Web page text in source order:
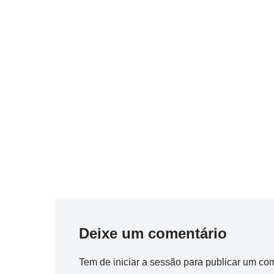
Deixe um comentário
Tem de iniciar a sessão para publicar um